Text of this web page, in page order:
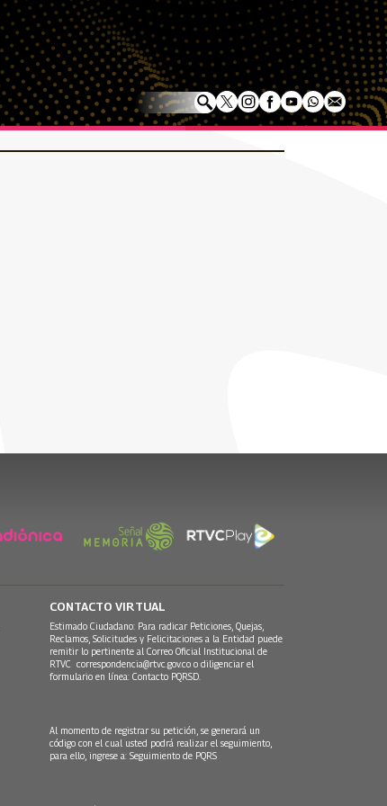
CONTACTO VIRTUAL
Estimado Ciudadano: Para radicar Peticiones, Quejas,
Reclamos, Solicitudes y Felicitaciones a la Entidad puede
remitir lo pertinente al Correo Oficial Institucional de
RTVC correspondencia@rtvc.gov.co o diligenciar el
formulario en línea: Contacto PQRSD.
Al momento de registrar su petición, se generará un
código con el cual usted podrá realizar el seguimiento,
para ello, ingrese a: Seguimiento de PQRS